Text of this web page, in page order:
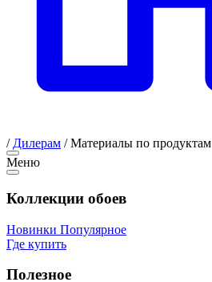
/ Дилерам /Материалы по продуктам
Меню
Коллекции обоев
Новинки Популярное
Где купить
Полезное